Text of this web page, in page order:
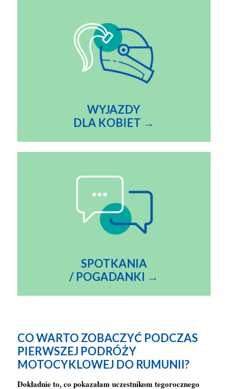
WYJAZDY
DLA KOBIET →
SPOTKANIA
/ POGADANKI →
CO WARTO ZOBACZYĆ PODCZAS
PIERWSZEJ PODRÓŻY
MOTOCYKLOWEJ DO RUMUNII?
Dokładnie to, co pokazałam uczestnikom tegorocznego